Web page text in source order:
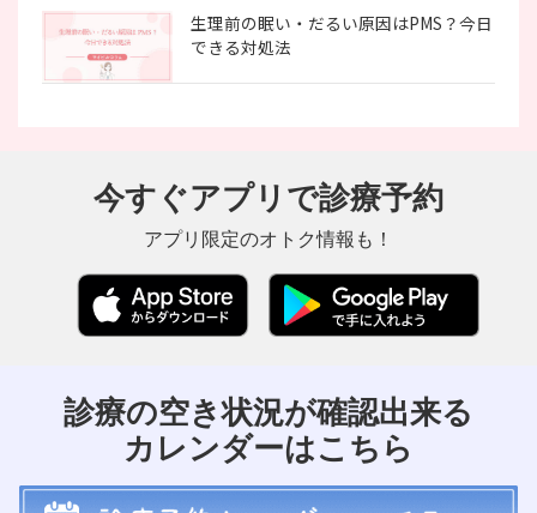
生理前の眠い・だるい原因はPMS？今日
できる対処法
今すぐアプリで診療予約
アプリ限定のオトク情報も！
診療の空き状況が確認出来る
カレンダーはこちら